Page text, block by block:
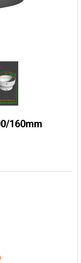
160mm